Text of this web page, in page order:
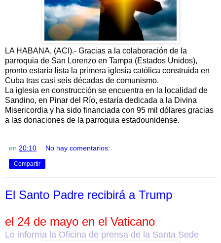
LA HABANA, (ACI).- Gracias a la colaboración de la
parroquia de San Lorenzo en Tampa (Estados Unidos),
pronto estaría lista la primera iglesia católica construida en
Cuba tras casi seis décadas de comunismo.
La iglesia en construcción se encuentra en la localidad de
Sandino, en Pinar del Río, estaría dedicada a la Divina
Misericordia y ha sido financiada con 95 mil dólares gracias
a las donaciones de la parroquia estadounidense.
en 20:10 No hay comentarios:
Compartir
El Santo Padre recibirá a Trump
el 24 de mayo en el Vaticano
Lo informa la Oficina de prensa de la Santa Sede